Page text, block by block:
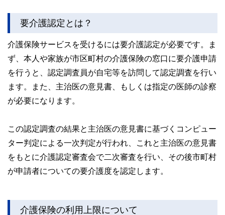
要介護認定とは？
介護保険サービスを受けるには要介護認定が必要です。ま
ず、本人や家族が市区町村の介護保険の窓口に要介護申請
を行うと、認定調査員が自宅等を訪問して認定調査を行い
ます。また、主治医の意見書、もしくは指定の医師の診察
が必要になります。
この認定調査の結果と主治医の意見書に基づくコンピュー
ター判定による一次判定が行われ、これと主治医の意見書
をもとに介護認定審査会で二次審査を行い、その後市町村
が申請者についての要介護度を認定します。
介護保険の利用上限について